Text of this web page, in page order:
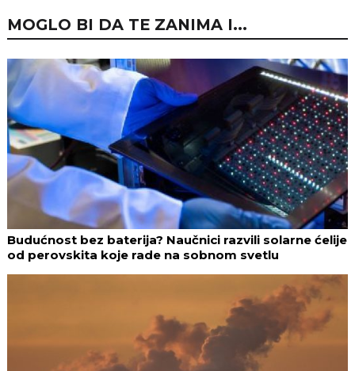
MOGLO BI DA TE ZANIMA I...
Budućnost bez baterija? Naučnici razvili solarne ćelije
od perovskita koje rade na sobnom svetlu